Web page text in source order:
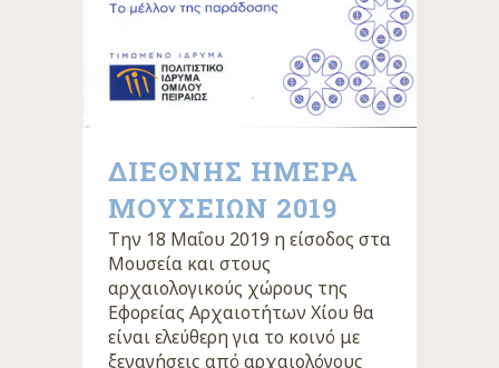
ΔΙΕΘΝΗΣ ΗΜΕΡΑ
ΜΟΥΣΕΙΩΝ 2019
Την 18 Μαΐου 2019 η είσοδος στα
Μουσεία και στους
αρχαιολογικούς χώρους της
Εφορείας Αρχαιοτήτων Χίου θα
είναι ελεύθερη για το κοινό με
ξεναγήσεις από αρχαιολόγους